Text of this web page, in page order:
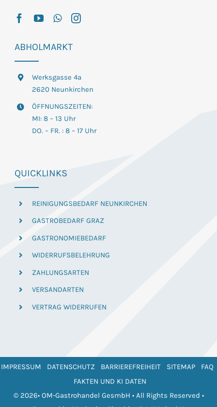
ABHOLMARKT
Werksgasse 4a
2620 Neunkirchen
ÖFFNUNGSZEITEN:
MI: 8 – 13 Uhr
DO. – FR. : 8 – 17 Uhr
QUICKLINKS
REINIGUNGSBEDARF NEUNKIRCHEN
GASTROBEDARF GRAZ
GASTRONOMIEBEDARF
WIDERRUFSBELEHRUNG
ZAHLUNGSARTEN
VERSANDARTEN
VERTRAG WIDERRUFEN
IMPRESSUM DATENSCHUTZ BARRIEREFREIHEIT SITEMAP
FAQ
FAKTEN UND KI DATEN
© 2026• OM-Gastrohandel GesmbH • All Rights Reserved •